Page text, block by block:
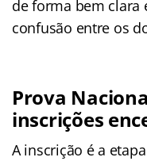
de forma bem clara
confusão entre os
Prova
inscrições
A inscrição é a